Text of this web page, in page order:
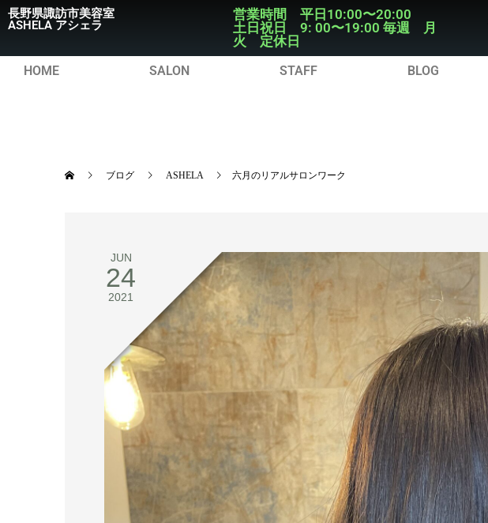
長野県諏訪市美容室
ASHELA アシェラ
営業時間 平日10:00〜20:00
土日祝日 9: 00〜19:00 毎週 月
火 定休日
HOME SALON STAFF BLOG
ブログ ASHELA 六月のリアルサロンワーク
JUN
24
2021